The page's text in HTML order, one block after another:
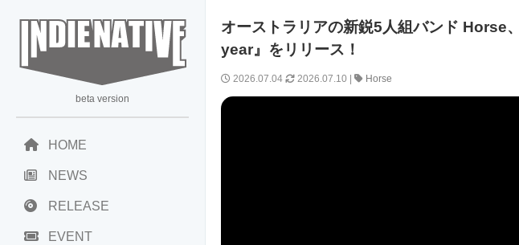
beta version
HOME
NEWS
RELEASE
EVENT
オーストラリアの新鋭5人組バンド
year』をリリース！
2026.07.04 2026.07.10 | Horse